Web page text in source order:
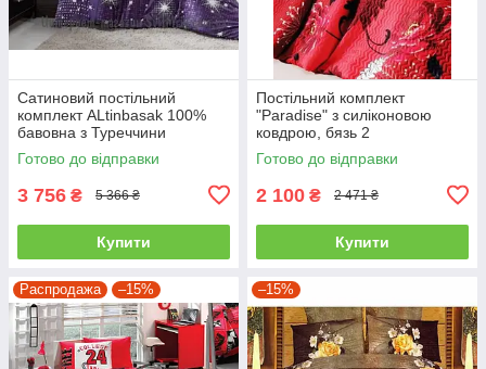
Сатиновий постільний
комплект ALtinbasak 100%
бавовна з Туреччини
двоспальний - євро
Готово до відправки
3 756 ₴ 5 366 ₴
Купити
Постільний комплект
"Paradise" з силіконовою
ковдрою, бязь 2
Готово до відправки
2 100 ₴ 2 471 ₴
Купити
Распродажа –15% –15%